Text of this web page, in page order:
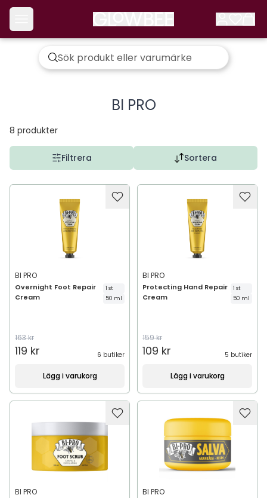
BI PRO
8 produkter
Filtrera Sortera
BI PRO
Overnight Foot Repair
Cream
1 st
50 ml
163 kr
119 kr 6 butiker
Lägg i varukorg
BI PRO
Protecting Hand Repair
Cream
1 st
50 ml
159 kr
109 kr 5 butiker
Lägg i varukorg
BI PRO BI PRO